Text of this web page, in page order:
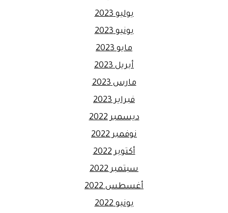
يوليو 2023
يونيو 2023
مايو 2023
أبريل 2023
مارس 2023
فبراير 2023
ديسمبر 2022
نوفمبر 2022
أكتوبر 2022
سبتمبر 2022
أغسطس 2022
يونيو 2022